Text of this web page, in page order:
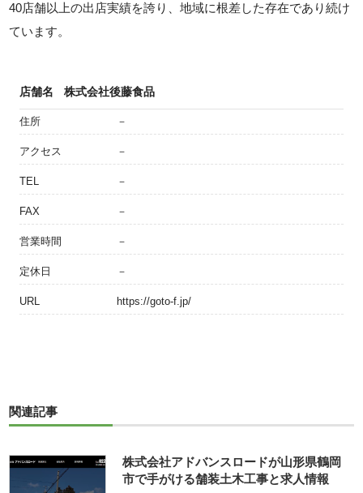
40店舗以上の出店実績を誇り、地域に根差した存在であり続け
ています。
店舗名 株式会社後藤食品
住所 －
アクセス －
TEL －
FAX －
営業時間 －
定休日 －
URL https://goto-f.jp/
関連記事
株式会社アドバンスロードが山形県鶴岡
市で手がける舗装土木工事と求人情報